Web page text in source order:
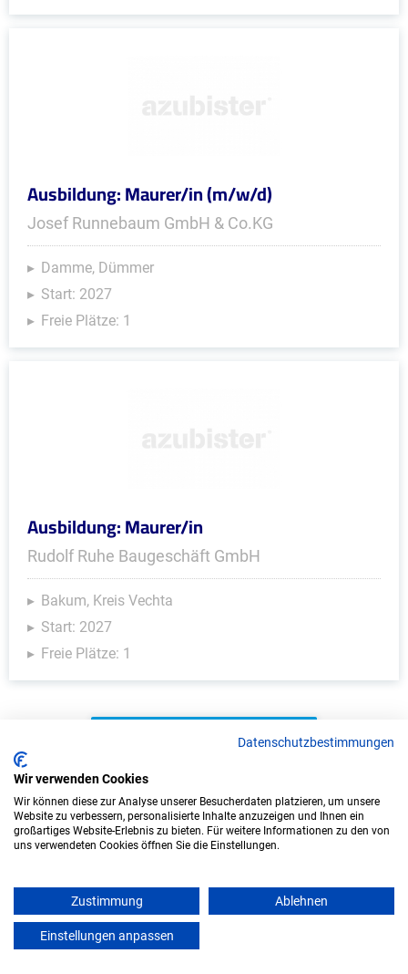
Ausbildung: Maurer/in (m/w/d)
Josef Runnebaum GmbH & Co.KG
Damme, Dümmer
Start: 2027
Freie Plätze: 1
Ausbildung: Maurer/in
Rudolf Ruhe Baugeschäft GmbH
Bakum, Kreis Vechta
Start: 2027
Freie Plätze: 1
Weitere Ausbildungsplätze
IT/Computer - Ausbildungsplätze
Datenschutzbestimmungen
Wir verwenden Cookies
Wir können diese zur Analyse unserer Besucherdaten platzieren, um unsere
Website zu verbessern, personalisierte Inhalte anzuzeigen und Ihnen ein
großartiges Website-Erlebnis zu bieten. Für weitere Informationen zu den von
uns verwendeten Cookies öffnen Sie die Einstellungen.
Zustimmung Ablehnen
Einstellungen anpassen